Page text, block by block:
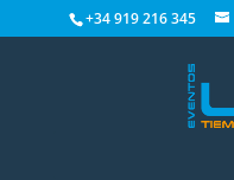
+34 919 216 345